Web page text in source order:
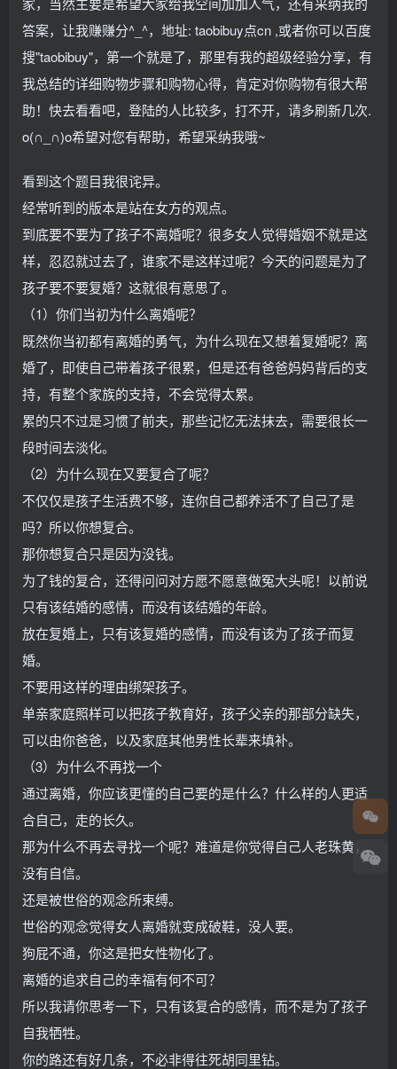
答案，让我赚赚分^_^，地址: taobibuy点cn ,或者你可以百度
搜"taobibuy"，第一个就是了，那里有我的超级经验分享，有
我总结的详细购物步骤和购物心得，肯定对你购物有很大帮
助！快去看看吧，登陆的人比较多，打不开，请多刷新几次.
o(∩_∩)o希望对您有帮助，希望采纳我哦~
看到这个题目我很诧异。
经常听到的版本是站在女方的观点。
到底要不要为了孩子不离婚呢？很多女人觉得婚姻不就是这
样，忍忍就过去了，谁家不是这样过呢？今天的问题是为了
孩子要不要复婚？这就很有意思了。
（1）你们当初为什么离婚呢？
既然你当初都有离婚的勇气，为什么现在又想着复婚呢？离
婚了，即使自己带着孩子很累，但是还有爸爸妈妈背后的支
持，有整个家族的支持，不会觉得太累。
累的只不过是习惯了前夫，那些记忆无法抹去，需要很长一
段时间去淡化。
（2）为什么现在又要复合了呢？
不仅仅是孩子生活费不够，连你自己都养活不了自己了是
吗？所以你想复合。
那你想复合只是因为没钱。
为了钱的复合，还得问问对方愿不愿意做冤大头呢！以前说
只有该结婚的感情，而没有该结婚的年龄。
放在复婚上，只有该复婚的感情，而没有该为了孩子而复
婚。
不要用这样的理由绑架孩子。
单亲家庭照样可以把孩子教育好，孩子父亲的那部分缺失，
可以由你爸爸，以及家庭其他男性长辈来填补。
（3）为什么不再找一个
通过离婚，你应该更懂的自己要的是什么？什么样的人更适
合自己，走的长久。
那为什么不再去寻找一个呢？难道是你觉得自己人老珠黄，
没有自信。
还是被世俗的观念所束缚。
世俗的观念觉得女人离婚就变成破鞋，没人要。
狗屁不通，你这是把女性物化了。
离婚的追求自己的幸福有何不可？
所以我请你思考一下，只有该复合的感情，而不是为了孩子
自我牺牲。
你的路还有好几条，不必非得往死胡同里钻。